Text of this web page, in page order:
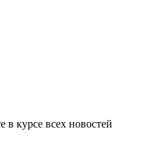
в курсе всех новостей